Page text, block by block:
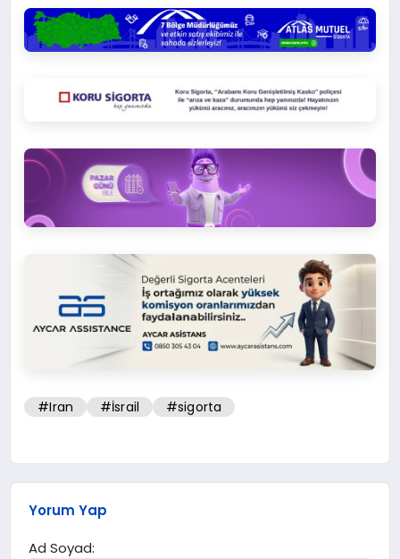
#Iran #İsrail #sigorta
Yorum Yap
Ad Soyad: